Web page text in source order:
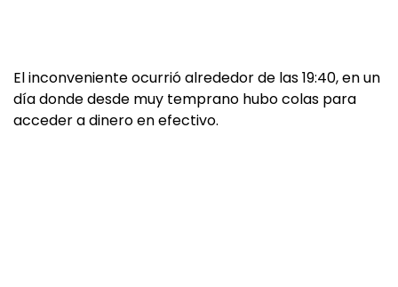
El inconveniente ocurrió alrededor de las 19:40, en un
día donde desde muy temprano hubo colas para
acceder a dinero en efectivo.